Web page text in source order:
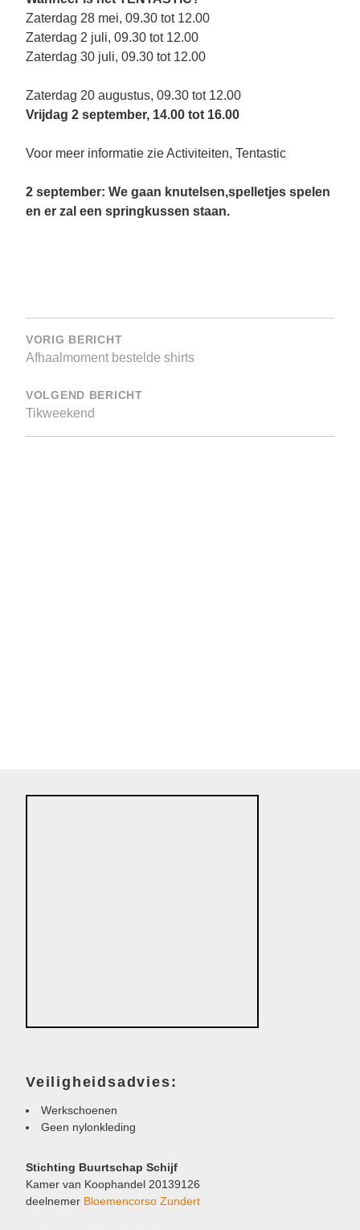
Zaterdag 28 mei, 09.30 tot 12.00
Zaterdag 2 juli, 09.30 tot 12.00
Zaterdag 30 juli, 09.30 tot 12.00
Zaterdag 20 augustus, 09.30 tot 12.00
Vrijdag 2 september, 14.00 tot 16.00
Voor meer informatie zie Activiteiten, Tentastic
2 september: We gaan knutelsen,spelletjes spelen
en er zal een springkussen staan.
Bericht
navigatie
VORIG BERICHT
Afhaalmoment bestelde shirts
VOLGEND BERICHT
Tikweekend
Veiligheidsadvies:
Werkschoenen
Geen nylonkleding
Stichting Buurtschap Schijf
Kamer van Koophandel 20139126
deelnemer Bloemencorso Zundert